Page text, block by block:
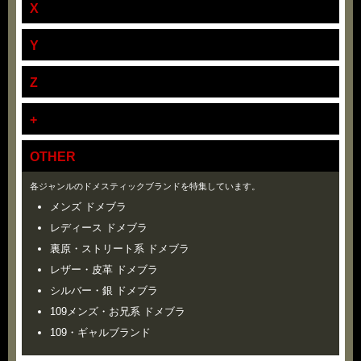
X
Y
Z
+
OTHER
各ジャンルのドメスティックブランドを特集しています。
メンズ ドメブラ
レディース ドメブラ
裏原・ストリート系 ドメブラ
レザー・皮革 ドメブラ
シルバー・銀 ドメブラ
109メンズ・お兄系 ドメブラ
109・ギャルブランド